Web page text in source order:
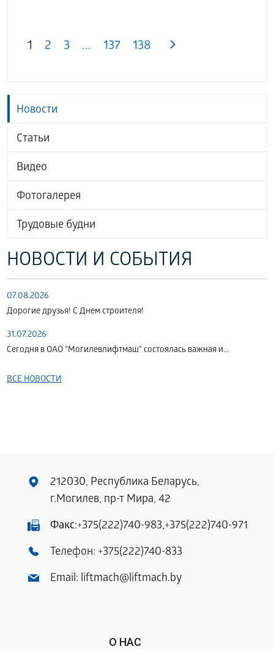
Новости
Статьи
Видео
Фотогалерея
Трудовые будни
НОВОСТИ И СОБЫТИЯ
07.08.2026
Дорогие друзья! С Днем строителя!
31.07.2026
Сегодня в ОАО "Могилевлифтмаш" состоялась важная и...
ВСЕ НОВОСТИ
1 2 3 ... 137 138
212030, Республика Беларусь,
г.Могилев, пр-т Мира, 42
Факс:+375(222)740-983,+375(222)740-971
Телефон: +375(222)740-833
Email: liftmach@liftmach.by
О НАС